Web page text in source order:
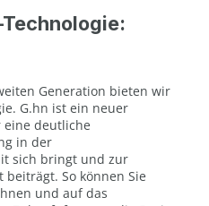
Generation bieten wir
G.hn ist ein neuer
eine deutliche
in der
sich bringt und zur
So können Sie
und auf das